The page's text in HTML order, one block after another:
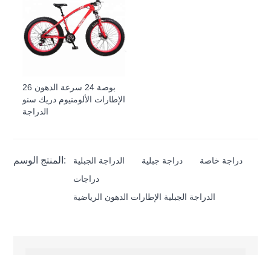
26 بوصة 24 سرعة الدهون
الإطارات الألومنيوم دريك سنو
الدراجة
المنتج الوسم: الدراجة الجبلية دراجة جبلية
دراجة خاصة
دراجات
الدراجة الجبلية الإطارات الدهون الرياضية